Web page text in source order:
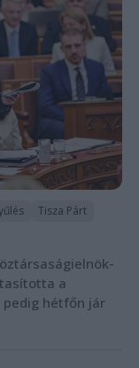
Tisza Párt
a
hétfőn jár